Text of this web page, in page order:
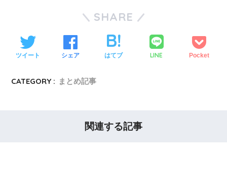
SHARE
ツイート シェア はてブ LINE Pocket
CATEGORY : まとめ記事
関連する記事